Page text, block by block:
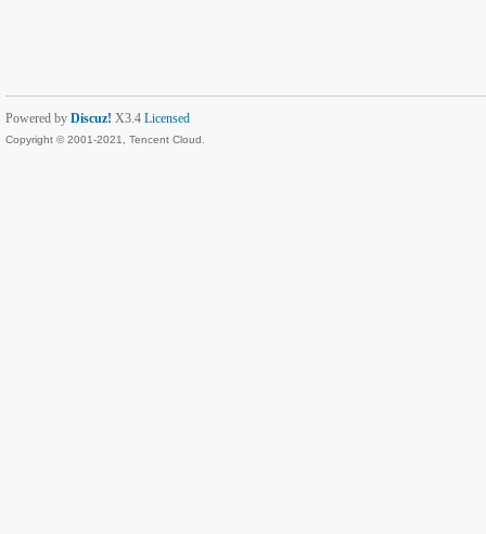
Powered by Discuz! X3.4 Licensed
Copyright © 2001-2021, Tencent Cloud.